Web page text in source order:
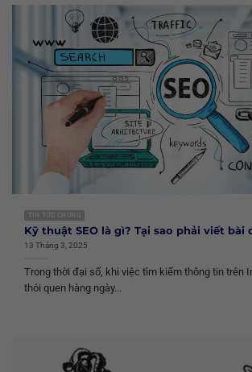
TIN TỨC CHUNG
Kỹ thuật SEO là gì? Tại sao phải viết bài
13 Tháng 3, 2025
Trong thời đại số, khi việc tìm kiếm thông tin trên
thói quen hàng ngày...